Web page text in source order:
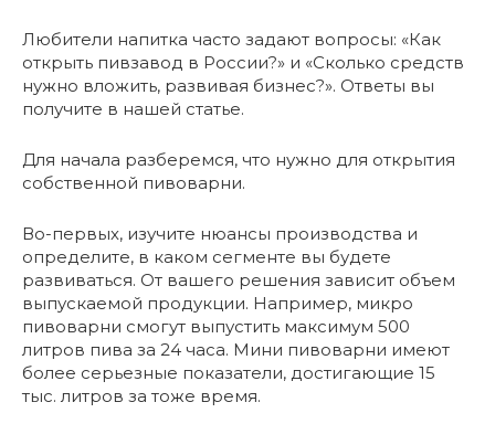
Любители напитка часто задают вопросы: «Как
открыть пивзавод в России?» и «Сколько средств
нужно вложить, развивая бизнес?». Ответы вы
получите в нашей статье.
Для начала разберемся, что нужно для открытия
собственной пивоварни.
Во-первых, изучите нюансы производства и
определите, в каком сегменте вы будете
развиваться. От вашего решения зависит объем
выпускаемой продукции. Например, микро
пивоварни смогут выпустить максимум 500
литров пива за 24 часа. Мини пивоварни имеют
более серьезные показатели, достигающие 15
тыс. литров за тоже время.